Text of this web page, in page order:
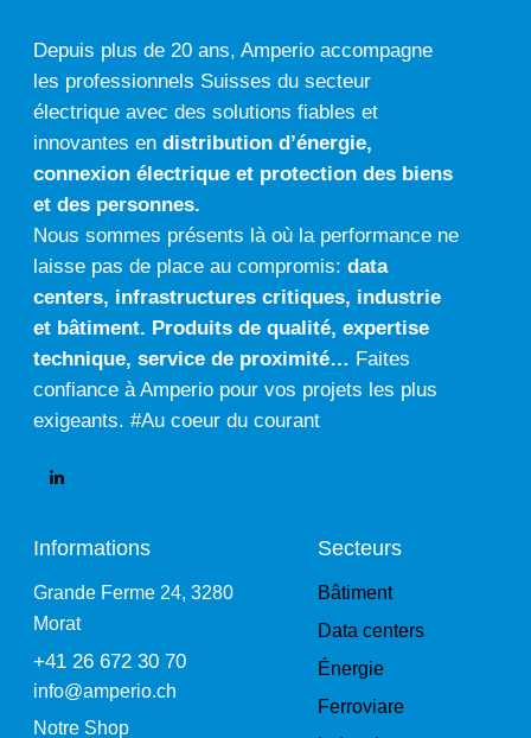
Depuis plus de 20 ans, Amperio accompagne
les professionnels Suisses du secteur
électrique avec des solutions fiables et
innovantes endistribution d’énergie,
connexion électriqueet protection des biens
et des personnes.
Nous sommes présents là où la performance ne
laisse pas de place au compromis:data
centers, infrastructures critiques, industrie
et bâtiment. Produits de qualité,expertise
technique,service de proximité… Faites
confiance à Amperio pour vos projets les plus
exigeants. #Au coeur du courant
Informations
Grande Ferme 24, 3280
Morat
+41 26 672 30 70
info@amperio.ch
Notre Shop
Secteurs
Bâtiment
Data centers
Énergie
Ferroviare